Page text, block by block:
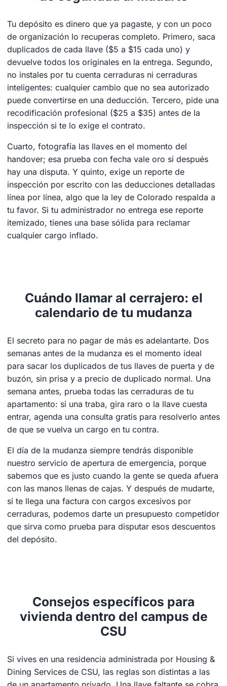
Tu depósito es dinero que ya pagaste, y con un poco
de organización lo recuperas completo. Primero, saca
duplicados de cada llave ($5 a $15 cada uno) y
devuelve todos los originales en la entrega. Segundo,
no instales por tu cuenta cerraduras ni cerraduras
inteligentes: cualquier cambio que no sea autorizado
puede convertirse en una deducción. Tercero, pide una
recodificación profesional ($25 a $35) antes de la
inspección si te lo exige el contrato.
Cuarto, fotografía las llaves en el momento del
handover; esa prueba con fecha vale oro si después
hay una disputa. Y quinto, exige un reporte de
inspección por escrito con las deducciones detalladas
línea por línea, algo que la ley de Colorado respalda a
tu favor. Si tu administrador no entrega ese reporte
itemizado, tienes una base sólida para reclamar
cualquier cargo inflado.
Cuándo llamar al cerrajero: el
calendario de tu mudanza
El secreto para no pagar de más es adelantarte. Dos
semanas antes de la mudanza es el momento ideal
para sacar los duplicados de tus llaves de puerta y de
buzón, sin prisa y a precio de duplicado normal. Una
semana antes, prueba todas las cerraduras de tu
apartamento: si una traba, gira raro o la llave cuesta
entrar, agenda una consulta gratis para resolverlo antes
de que se vuelva un cargo en tu contra.
El día de la mudanza siempre tendrás disponible
nuestro servicio de apertura de emergencia, porque
sabemos que es justo cuando la gente se queda afuera
con las manos llenas de cajas. Y después de mudarte,
si te llega una factura con cargos excesivos por
cerraduras, podemos darte un presupuesto competidor
que sirva como prueba para disputar esos descuentos
del depósito.
Consejos específicos para
vivienda dentro del campus de
CSU
Si vives en una residencia administrada por Housing &
Dining Services de CSU, las reglas son distintas a las